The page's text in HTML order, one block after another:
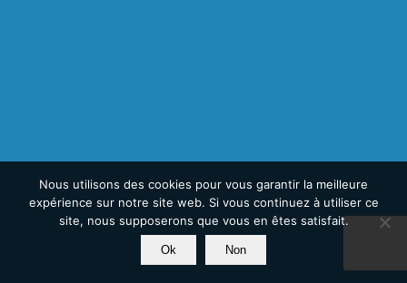
Nous utilisons des cookies pour vous garantir la meilleure
expérience sur notre site web. Si vous continuez à utiliser ce
site, nous supposerons que vous en êtes satisfait.
Ok Non